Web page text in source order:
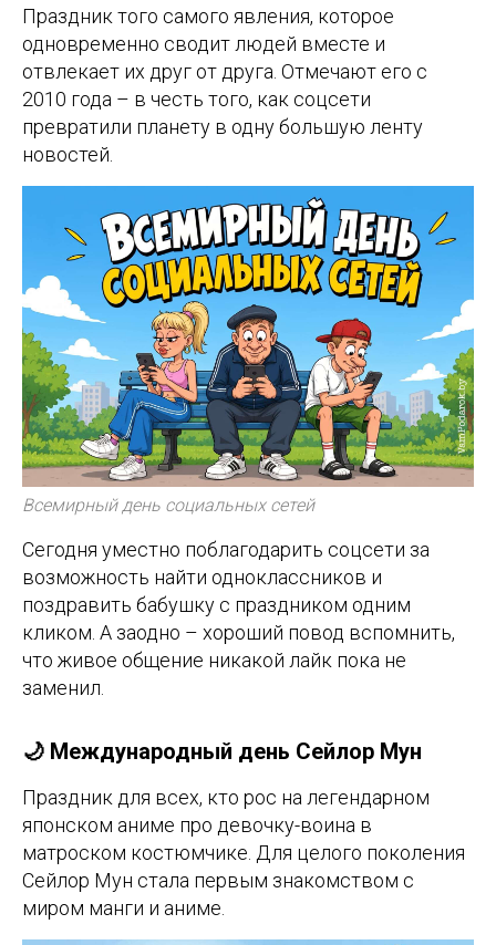
Праздник того самого явления, которое
одновременно сводит людей вместе и
отвлекает их друг от друга. Отмечают его с
2010 года – в честь того, как соцсети
превратили планету в одну большую ленту
новостей.
Всемирный день социальных сетей
Сегодня уместно поблагодарить соцсети за
возможность найти одноклассников и
поздравить бабушку с праздником одним
кликом. А заодно – хороший повод вспомнить,
что живое общение никакой лайк пока не
заменил.
🌙 Международный день Сейлор Мун
Праздник для всех, кто рос на легендарном
японском аниме про девочку-воина в
матроском костюмчике. Для целого поколения
Сейлор Мун стала первым знакомством с
миром манги и аниме.